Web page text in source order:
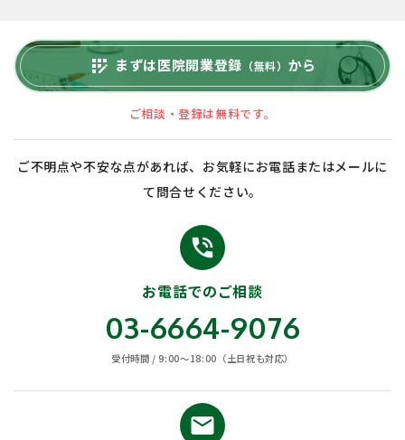
app_registration まずは医院開業登録 （無料） から
ご相談・登録は無料です。
ご不明点や不安な点があれば、お気軽にお電話またはメールに
て問合せください。
phone_in_talk
お電話でのご相談
03-6664-9076
受付時間 / 9:00〜18:00（土日祝も対応）
email